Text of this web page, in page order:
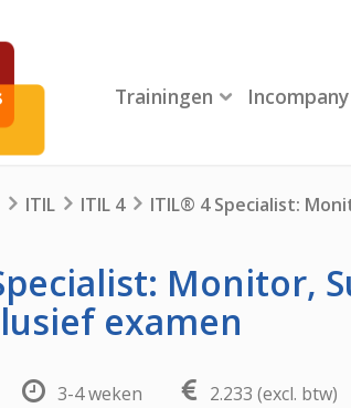
Trainingen Incompany
ITIL ITIL 4 ITIL® 4 Specialist:
Monitor,
examen
3-4 weken 2.233 (excl. btw)